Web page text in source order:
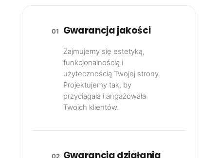
01 Gwarancja jakości
Zajmujemy się estetyką,
funkcjonalnością i
użytecznością Twojej strony.
Projektujemy tak, by
przyciągała i angażowała
Twoich klientów.
02 Gwarancja działania